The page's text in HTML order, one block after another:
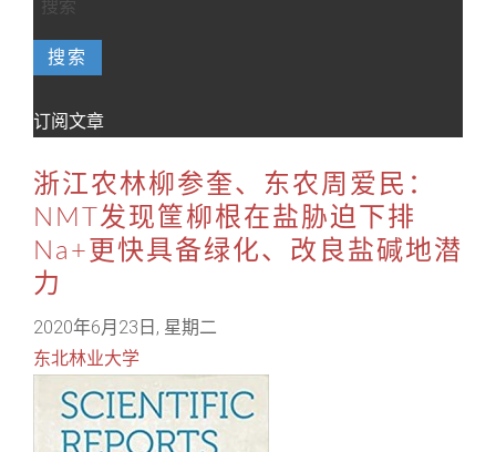
搜索
订阅文章
浙江农林柳参奎、东农周爱民：
NMT发现筐柳根在盐胁迫下排
Na+更快具备绿化、改良盐碱地潜
力
2020年6月23日, 星期二
东北林业大学